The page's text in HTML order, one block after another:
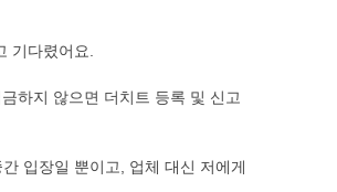
기다렸어요.
하지 않으면 더치트 등록 및 신고
입장일 뿐이고, 업체 대신 저에게